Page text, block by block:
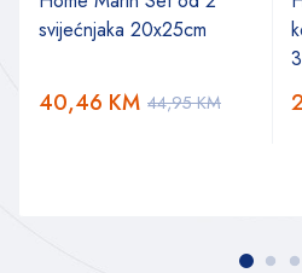
svijećnjaka 20x25cm
44,95KM
40,46 KM